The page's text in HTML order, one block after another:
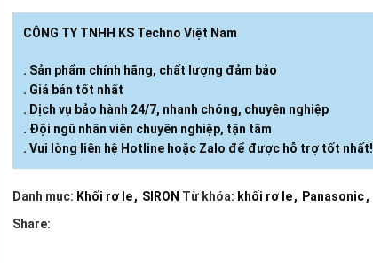
CÔNG TY TNHH KS Techno Việt Nam
. Sản phẩm chính hãng, chất lượng đảm bảo
. Giá bán tốt nhất
. Dịch vụ bảo hành 24/7, nhanh chóng, chuyên nghiệp
. Đội ngũ nhân viên chuyên nghiệp, tận tâm
. Vui lòng liên hệ Hotline hoặc Zalo để được hỗ trợ tốt nhất!
Danh mục: Khối rơ le, SIRON Từ khóa: khối rơ le, Panasonic,
Share: